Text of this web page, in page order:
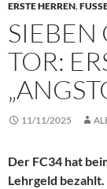
ERSTE HERREN,
SIEBEN
TOR:
11/11/2025
Der FC34 hat
Lehrgeld